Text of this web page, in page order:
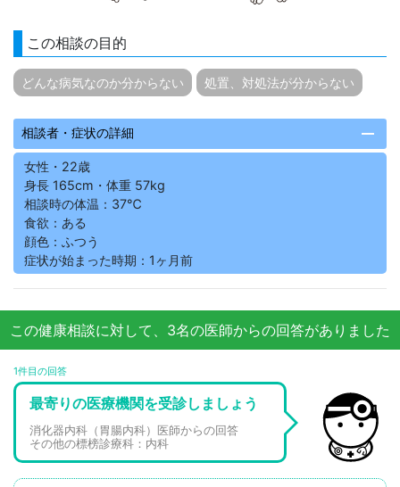
この相談の目的
どんな病気なのか分からない 処置、対処法が分からない
相談者・症状の詳細 remove
女性・22歳
身長 165cm・体重 57kg
相談時の体温：37℃
食欲：ある
顔色：ふつう
症状が始まった時期：1ヶ月前
この健康相談に対して、3名の医師からの回答がありました
1件目の回答
最寄りの医療機関を受診しましょう
消化器内科（胃腸内科）医師からの回答
その他の標榜診療科：内科